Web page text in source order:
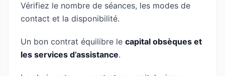
Vérifiez le nombre de séances, les modes de
contact et la disponibilité.
Un bon contrat équilibre le capital obsèques et
les services d’assistance.